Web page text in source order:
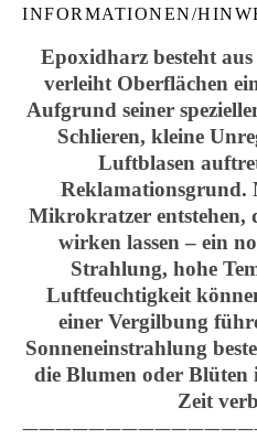
INFORMATIONEN/
Epoxidharz besteht
verleiht Oberflächen
Aufgrund seiner
Schlieren, kleine
Luftblasen
Reklamationsgrund.
Mikrokratzer entstehen,
wirken lassen – ein
Strahlung, hohe
Luftfeuchtigkeit
einer Vergilbung
Sonneneinstrahlung
die Blumen oder
Zeit